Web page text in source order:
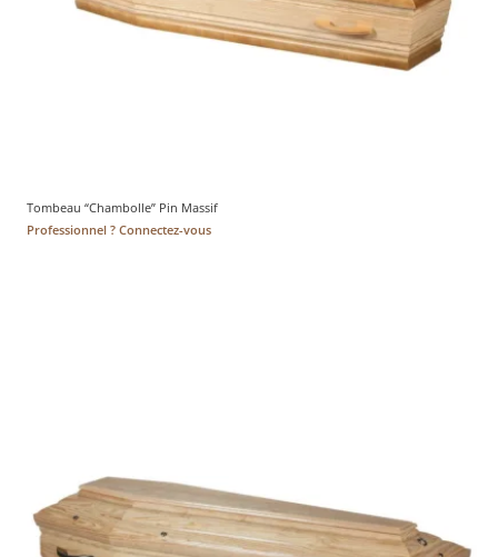
Tombeau “Chambolle” Pin Massif
Professionnel ? Connectez-vous